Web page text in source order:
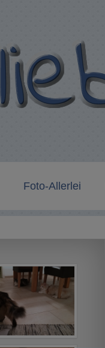
Foto-Allerlei